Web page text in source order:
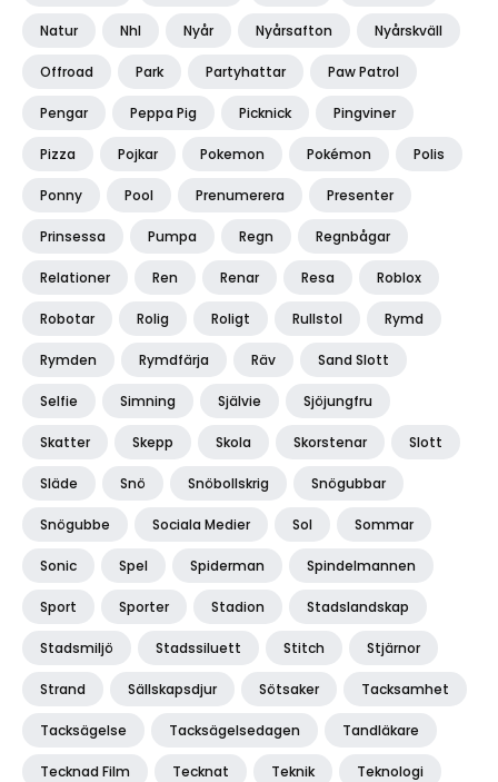
Natur Nhl Nyår Nyårsafton Nyårskväll
Offroad Park Partyhattar Paw Patrol
Pengar Peppa Pig Picknick Pingviner
Pizza Pojkar Pokemon Pokémon Polis
Ponny Pool Prenumerera Presenter
Prinsessa Pumpa Regn Regnbågar
Relationer Ren Renar Resa Roblox
Robotar Rolig Roligt Rullstol Rymd
Rymden Rymdfärja Räv Sand Slott
Selfie Simning Självie Sjöjungfru
Skatter Skepp Skola Skorstenar Slott
Släde Snö Snöbollskrig Snögubbar
Snögubbe Sociala Medier Sol Sommar
Sonic Spel Spiderman Spindelmannen
Sport Sporter Stadion Stadslandskap
Stadsmiljö Stadssiluett Stitch Stjärnor
Strand Sällskapsdjur Sötsaker Tacksamhet
Tacksägelse Tacksägelsedagen Tandläkare
Tecknad Film Tecknat Teknik Teknologi